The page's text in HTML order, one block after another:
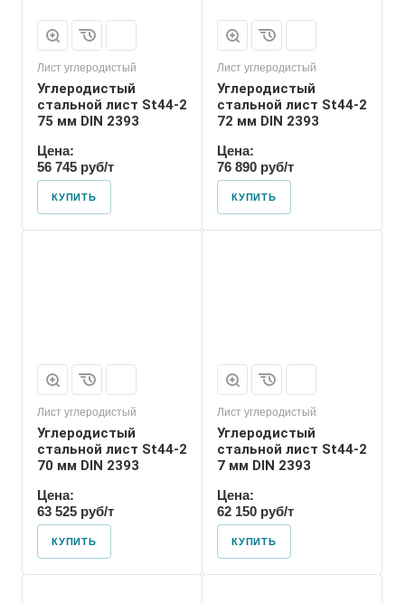
Лист углеродистый
Углеродистый
стальной лист St44-2
75 мм DIN 2393
Цена:
56 745 руб/т
КУПИТЬ
Лист углеродистый
Углеродистый
стальной лист St44-2
72 мм DIN 2393
Цена:
76 890 руб/т
КУПИТЬ
Лист углеродистый
Углеродистый
стальной лист St44-2
70 мм DIN 2393
Цена:
63 525 руб/т
КУПИТЬ
Лист углеродистый
Углеродистый
стальной лист St44-2
7 мм DIN 2393
Цена:
62 150 руб/т
КУПИТЬ